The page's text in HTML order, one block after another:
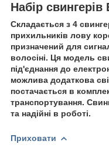
Набір свингерів
Складається з 4
прихильників лову
призначений для
волосіні. Ця модель
під'єднання до
можлива додаткова
постачається в
транспортування.
та надійні в роботі.
Приховати